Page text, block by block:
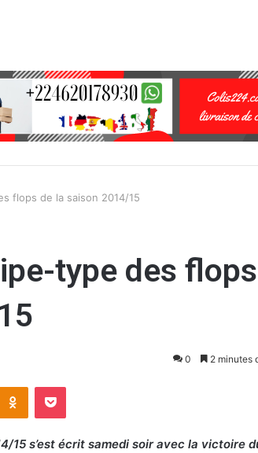
flops de la saison 2014/15
type des flops
0 2 minutes
15 s’est écrit samedi soir avec la victoire